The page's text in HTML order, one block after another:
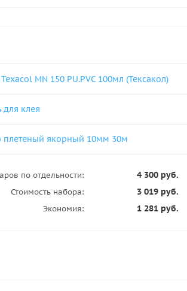
МN 150 PU.PVC 100мл (Тексакол)
для клея
плетеный якорный 10мм 30м
по отдельности: 4 300 руб.
Стоимость набора: 3 019 руб.
Экономия: 1 281 руб.